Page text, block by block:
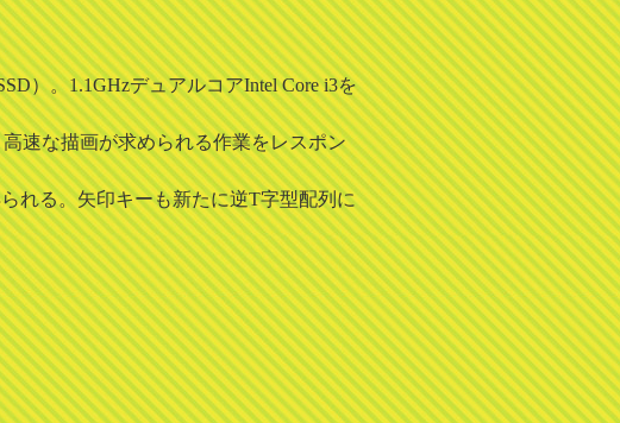
）。1.1GHzデュアルコアIntel Core i3を
速な描画が求められる作業をレスポン
れる。矢印キーも新たに逆T字型配列に